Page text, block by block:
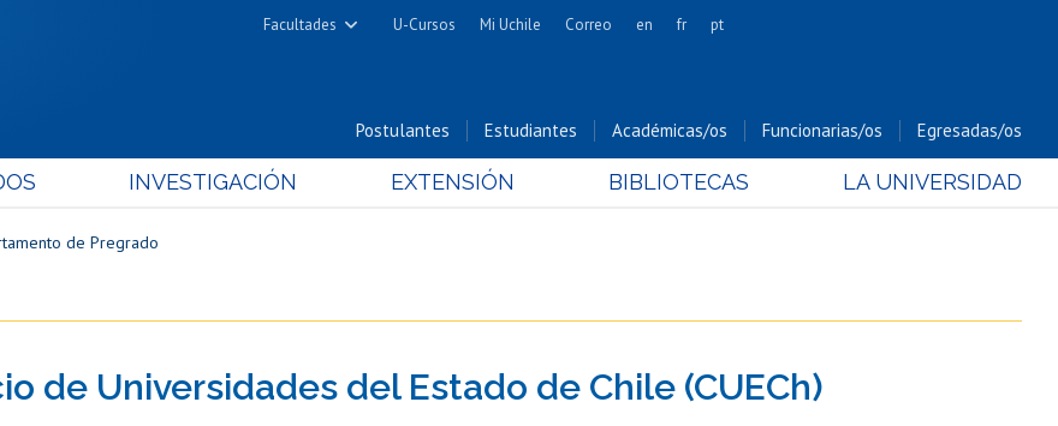
Facultades
Cs. Físicas y Matemáticas
Cs. Forestales y Conservación
Cs. Químicas y Farmacéuticas
Cs. Sociales
Estudios Avanzados en Educación
Estudios Internacionales
U-Cursos Mi Uchile Correo en fr pt
Postulantes Estudiantes Académicas/os Funcionarias/os Egresadas/os
INVESTIGACIÓN EXTENSIÓN BIBLIOTECAS LA UNIVERSIDAD
de Pregrado
de Universidades del Estado de Chile (CUECh)